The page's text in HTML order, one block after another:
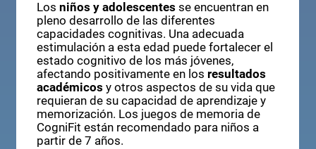
Los niños y adolescentes se encuentran en
pleno desarrollo de las diferentes
capacidades cognitivas. Una adecuada
estimulación a esta edad puede fortalecer el
estado cognitivo de los más jóvenes,
afectando positivamente en los resultados
académicos y otros aspectos de su vida que
requieran de su capacidad de aprendizaje y
memorización. Los juegos de memoria de
CogniFit están recomendado para niños a
partir de 7 años.